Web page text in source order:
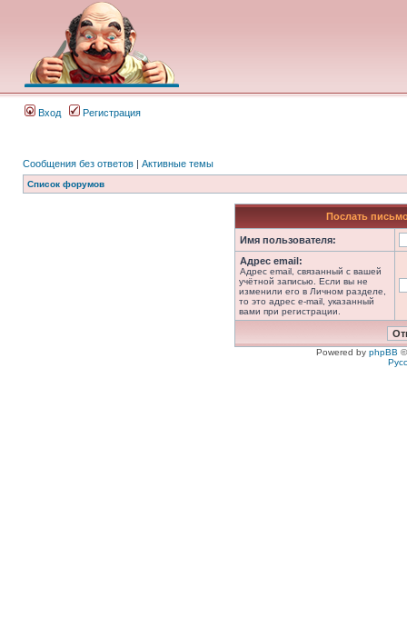
Вход Регистрация
Сообщения без ответов | Активные темы
Список форумов
Послать
Имя пользователя:
Адрес email:
Адрес email, связанный с вашей
учётной записью. Если вы не
изменили его в Личном разделе,
то это адрес e-mail, указанный
вами при регистрации.
Powered by phpBB